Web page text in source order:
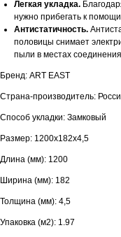
Легкая укладка.
нужно прибегать к
Антистатичность.
половицы снимает
пыли в местах соединения
Бренд: ART EAST
Страна-производитель:
Способ укладки: Замковый
Размер: 1200х182х4,5
Длина (мм): 1200
Ширина (мм): 182
Толщина (мм): 4,5
Упаковка (м2): 1.97